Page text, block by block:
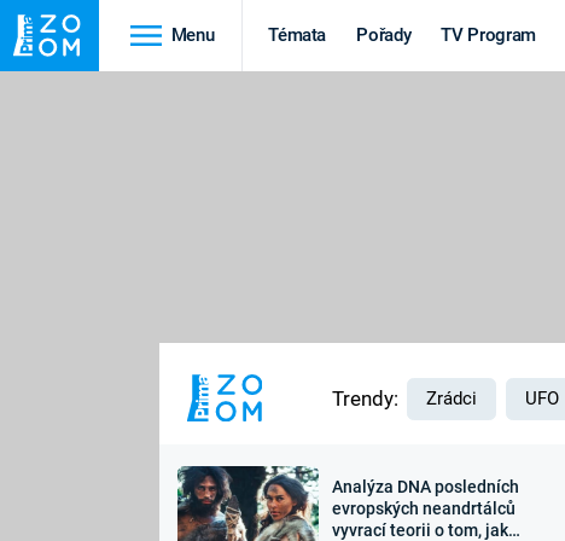
Menu Témata Pořady TV Program
Výročí
Trendy: Zrádci UFO
Analýza DNA posledních
evropských neandrtálců
vyvrací teorii o tom, jak